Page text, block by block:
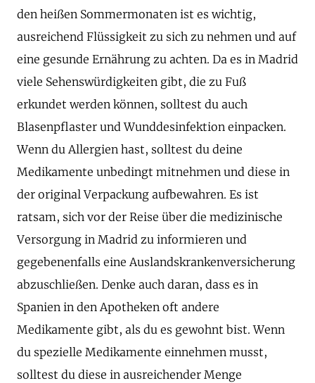
den heißen Sommermonaten ist es wichtig,
ausreichend Flüssigkeit zu sich zu nehmen und auf
eine gesunde Ernährung zu achten. Da es in Madrid
viele Sehenswürdigkeiten gibt, die zu Fuß
erkundet werden können, solltest du auch
Blasenpflaster und Wunddesinfektion einpacken.
Wenn du Allergien hast, solltest du deine
Medikamente unbedingt mitnehmen und diese in
der original Verpackung aufbewahren. Es ist
ratsam, sich vor der Reise über die medizinische
Versorgung in Madrid zu informieren und
gegebenenfalls eine Auslandskrankenversicherung
abzuschließen. Denke auch daran, dass es in
Spanien in den Apotheken oft andere
Medikamente gibt, als du es gewohnt bist. Wenn
du spezielle Medikamente einnehmen musst,
solltest du diese in ausreichender Menge